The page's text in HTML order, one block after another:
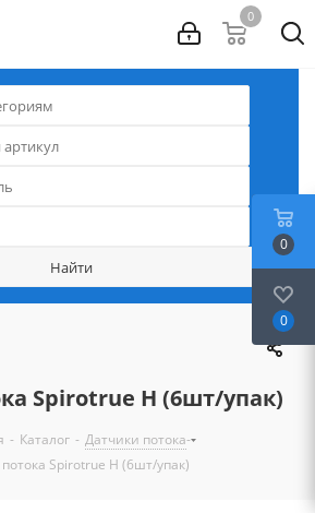
0
Spirotrue H (6шт/упак)
- Каталог - Датчики потока-
Spirotrue H (6шт/упак)
0
0